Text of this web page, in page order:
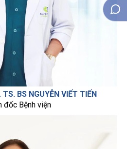
BS NGUYỄN VIẾT TIẾN
đốc Bệnh viện